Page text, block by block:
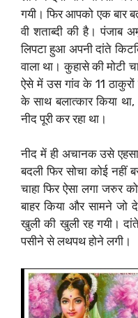
गयी। फिर आपको एक बार
वी शताब्दी की है। पंजाब
लिपटा हुआ अपनी दांते
वाला था। कुहासे की मोटी
ऐसे में उस गांव के 11 ठाकुरों
के साथ बलात्कार किया
नीद पूरी कर रहा था।
नीद में ही अचानक उसे
बदली फिर सोचा कोई
चाहा फिर ऐसा लगा जरुर
बाहर किया और सामने
खुली की खुली रह गयी।
पसीने से लथपथ होने लगी।